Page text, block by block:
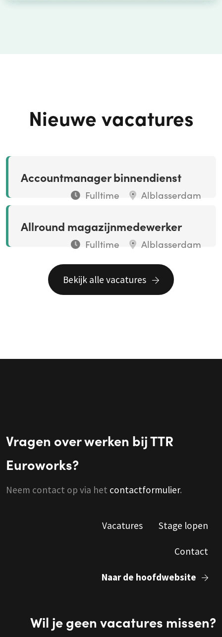
Nieuwe vacatures
Accountmanager binnendienst
Fulltime Alblasserdam
Allround magazijnmedewerker
Fulltime Alblasserdam
Bekijk alle vacatures
Vragen over werken bij TTR
Euroworks?
Neem contact op via het contactformulier.
Vacatures Stage lopen
Contact
Naar de hoofdwebsite
Wil je geen vacatures missen?